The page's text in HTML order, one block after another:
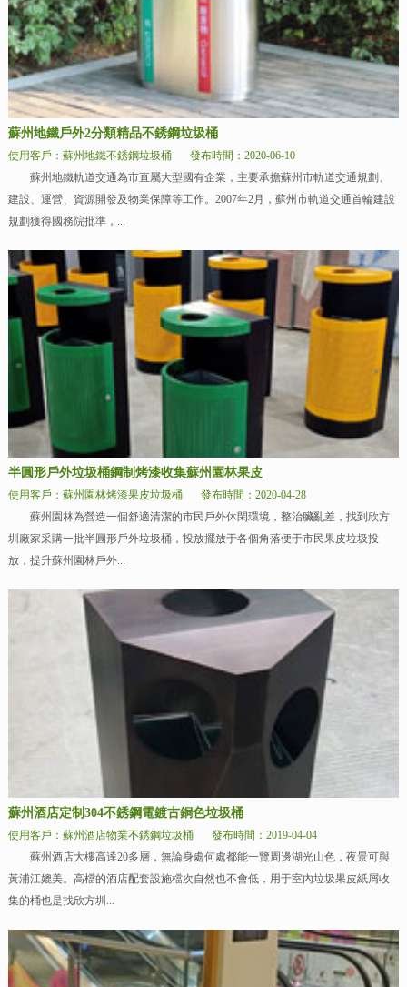
蘇州地鐵戶外2分類精品不銹鋼垃圾桶
使用客戶：蘇州地鐵不銹鋼垃圾桶
發布時間：2020-06-10
蘇州地鐵軌道交通為市直屬大型國有企業，主要承擔蘇州市軌道交通規劃、
建設、運營、資源開發及物業保障等工作。2007年2月，蘇州市軌道交通首輪建設
規劃獲得國務院批準，...
半圓形戶外垃圾桶鋼制烤漆收集蘇州園林果皮
使用客戶：蘇州園林烤漆果皮垃圾桶
發布時間：2020-04-28
蘇州園林為營造一個舒適清潔的市民戶外休閑環境，整治臟亂差，找到欣方
圳廠家采購一批半圓形戶外垃圾桶，投放擺放于各個角落便于市民果皮垃圾投
放，提升蘇州園林戶外...
蘇州酒店定制304不銹鋼電鍍古銅色垃圾桶
使用客戶：蘇州酒店物業不銹鋼垃圾桶
發布時間：2019-04-04
蘇州酒店大樓高達20多層，無論身處何處都能一覽周邊湖光山色，夜景可與
黃浦江媲美。高檔的酒店配套設施檔次自然也不會低，用于室內垃圾果皮紙屑收
集的桶也是找欣方圳...